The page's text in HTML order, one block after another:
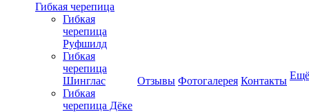
Гибкая черепица
Гибкая
черепица
Руфшилд
Гибкая
черепица
Шинглас
Гибкая
черепица Дёке
Отзывы Фотогалерея Контакты Ещё